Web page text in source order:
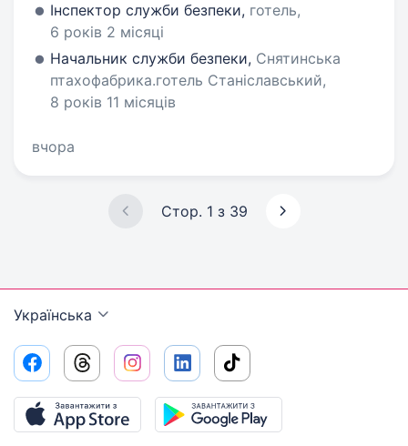
Інспектор служби безпеки, готель,
6 років 2 місяці
Начальник служби безпеки, Снятинська
птахофабрика.готель Станіславський,
8 років 11 місяців
вчора
Стор. 1 з 39
Українська